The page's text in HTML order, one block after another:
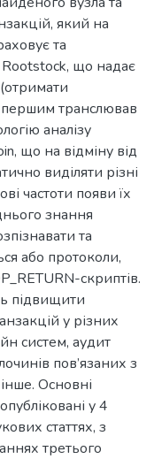
який на
та
Rootstock, що надає
першим транслював
аналізу
що на відміну від
виділяти різні
частоти появи їх
знання
та
або протоколи,
скриптів.
підвищити
у різних
систем, аудит
пов’язаних з
Основні
у 4
статтях, з
третього